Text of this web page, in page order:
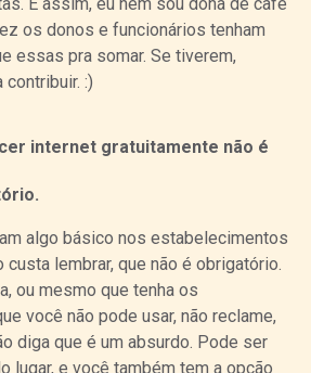
os donos e funcionários tenham
essas pra somar. Se tiverem,
:)
internet gratuitamente não é
algo básico nos estabelecimentos
lembrar, que não é obrigatório.
ou mesmo que tenha os
você não pode usar, não reclame,
diga que é um absurdo. Pode ser
lugar, e você também tem a opção